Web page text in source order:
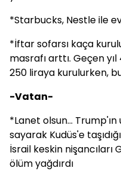
*Starbucks, Nestle ile
*İftar sofarsı kaça
masrafı arttı. Geçen
250 liraya kurulurken,
-Vatan-
*Lanet olsun...
sayarak Kudüs'e
İsrail keskin nişancıları
ölüm yağdırdı